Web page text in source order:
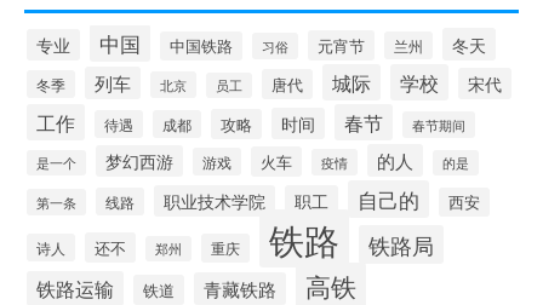
专业 中国 中国铁路 习俗 元宵节 兰州 冬天
冬季 列车 北京 员工 唐代 城际 学校 宋代
工作 待遇 成都 攻略 时间 春节 春节期间
是一个 梦幻西游 游戏 火车 疫情 的人 的是
第一条 线路 职业技术学院 职工 自己的 西安
诗人 还不 郑州 重庆 铁路 铁路局
铁路运输 铁道 青藏铁路 高铁